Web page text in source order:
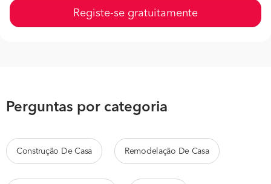
Registe-se gratuitamente
Perguntas por categoria
Construção De Casa Remodelação De Casa